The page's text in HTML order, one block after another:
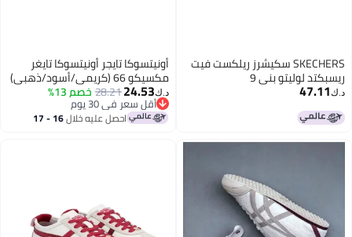
SKECHERS سكيشرز ريلكست فيت
ريسبكتد لوليتو بني 9
د.ك‏47.11
أونيتسوكا تايجر أونيتسوكا تايغر
مكسيكو 66 (كريمي/أسود/ذهبي)
د.ك‏24.53
28.21خصم 13%
أقل سعر في 30 يوم
أقل سعر في 30 يوماحصل عليه خلال 16 - 17